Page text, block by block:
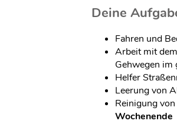
Deine
Fahren und
Arbeit mit
Gehwegen im
Helfer
Leerung von
Reinigung
Wochenende